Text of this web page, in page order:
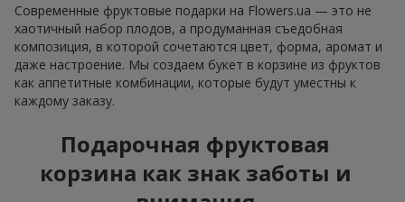
Современные фруктовые подарки на Flowers.ua — это не
хаотичный набор плодов, а продуманная съедобная
композиция, в которой сочетаются цвет, форма, аромат и
даже настроение. Мы создаем букет в корзине из фруктов
как аппетитные комбинации, которые будут уместны к
каждому заказу.
Подарочная фруктовая
корзина как знак заботы и